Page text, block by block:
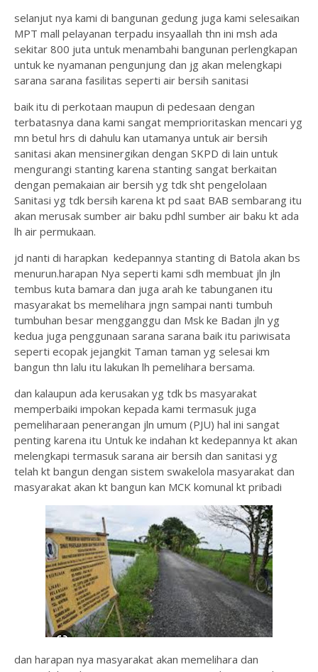
selanjut nya kami di bangunan gedung juga kami selesaikan
MPT mall pelayanan terpadu insyaallah thn ini msh ada
sekitar 800 juta untuk menambahi bangunan perlengkapan
untuk ke nyamanan pengunjung dan jg akan melengkapi
sarana sarana fasilitas seperti air bersih sanitasi
baik itu di perkotaan maupun di pedesaan dengan
terbatasnya dana kami sangat memprioritaskan mencari yg
mn betul hrs di dahulu kan utamanya untuk air bersih
sanitasi akan mensinergikan dengan SKPD di lain untuk
mengurangi stanting karena stanting sangat berkaitan
dengan pemakaian air bersih yg tdk sht pengelolaan
Sanitasi yg tdk bersih karena kt pd saat BAB sembarang itu
akan merusak sumber air baku pdhl sumber air baku kt ada
lh air permukaan.
jd nanti di harapkan kedepannya stanting di Batola akan bs
menurun.harapan Nya seperti kami sdh membuat jln jln
tembus kuta bamara dan juga arah ke tabunganen itu
masyarakat bs memelihara jngn sampai nanti tumbuh
tumbuhan besar mengganggu dan Msk ke Badan jln yg
kedua juga penggunaan sarana sarana baik itu pariwisata
seperti ecopak jejangkit Taman taman yg selesai km
bangun thn lalu itu lakukan lh pemelihara bersama.
dan kalaupun ada kerusakan yg tdk bs masyarakat
memperbaiki impokan kepada kami termasuk juga
pemeliharaan penerangan jln umum (PJU) hal ini sangat
penting karena itu Untuk ke indahan kt kedepannya kt akan
melengkapi termasuk sarana air bersih dan sanitasi yg
telah kt bangun dengan sistem swakelola masyarakat dan
masyarakat akan kt bangun kan MCK komunal kt pribadi
dan harapan nya masyarakat akan memelihara dan